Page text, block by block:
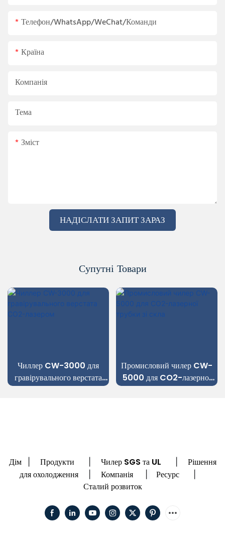
Телефон/WhatsApp/WeChat/Команди
Країна
Компанія
Тема
Зміст
НАДІСЛАТИ ЗАПИТ ЗАРАЗ
Супутні Товари
Чиллер CW-3000 для
гравірувального верстата
CO2-лазером
Промисловий чилер CW-
5000 для CO2-лазерної
трубки зі скла
Дім Продукти Чилер SGS та UL
Рішення
для охолодження
Компанія Ресурс
Сталий розвиток